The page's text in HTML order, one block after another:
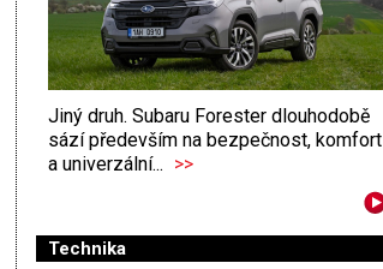
Jiný druh. Subaru Forester dlouhodobě
sází především na bezpečnost, komfort
a univerzální... >>
Technika